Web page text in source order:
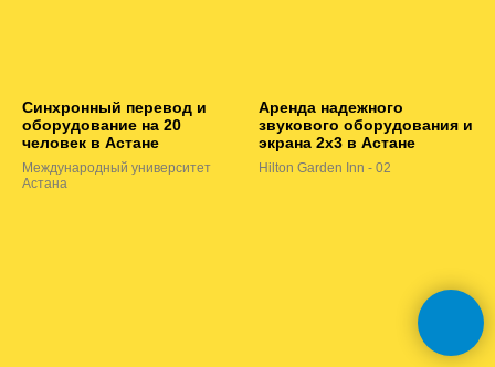
Синхронный перевод и
оборудование на 20
человек в Астане
Международный университет
Астана
Аренда надежного
звукового оборудования и
экрана 2х3 в Астане
Hilton Garden Inn - 02